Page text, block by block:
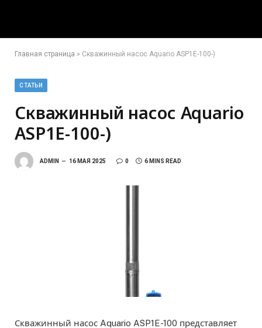
Главная страница » Скважинный насос Aquario ASP1E-100-)
СТАТЬИ
Скважинный насос Aquario
ASP1E-100-)
ADMIN 16 МАЯ 2025 0 6 MINS READ
Скважинный насос Aquario ASP1E-100 представляет